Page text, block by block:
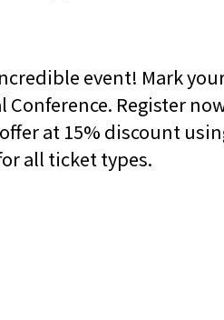
event! Mark
Conference. Register
at 15% discount
all ticket types.